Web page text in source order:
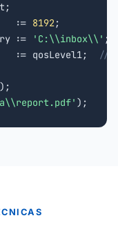
:= 8192;
:=
'C:\\inbox\\' ;
:= qosLevel1;
//
);
);